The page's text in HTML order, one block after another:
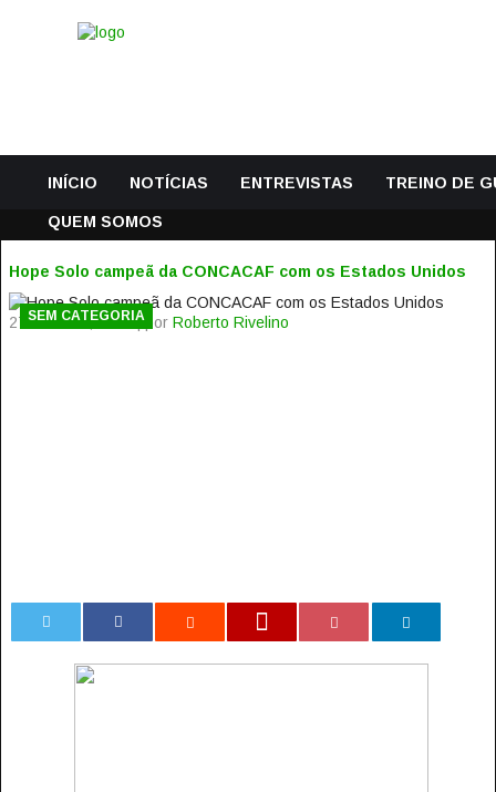
INÍCIO NOTÍCIAS ENTREVISTAS TREINO DE
QUEM SOMOS
Hope Solo campeã da CONCACAF com os Estados Unidos
27 Outubro, 2014 | por Roberto Rivelino
SEM CATEGORIA
0